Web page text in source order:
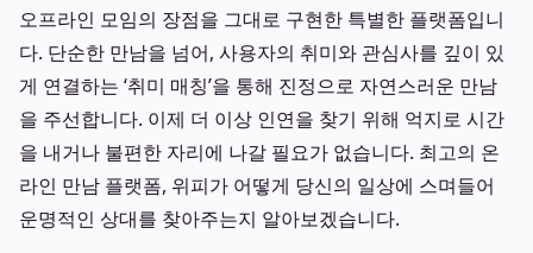
오프라인 모임의 장점을 그대로 구현한 특별한 플랫폼입니
다. 단순한 만남을 넘어, 사용자의 취미와 관심사를 깊이 있
게 연결하는 ‘취미 매칭’을 통해 진정으로 자연스러운 만남
을 주선합니다. 이제 더 이상 인연을 찾기 위해 억지로 시간
을 내거나 불편한 자리에 나갈 필요가 없습니다. 최고의 온
라인 만남 플랫폼, 위피가 어떻게 당신의 일상에 스며들어
운명적인 상대를 찾아주는지 알아보겠습니다.